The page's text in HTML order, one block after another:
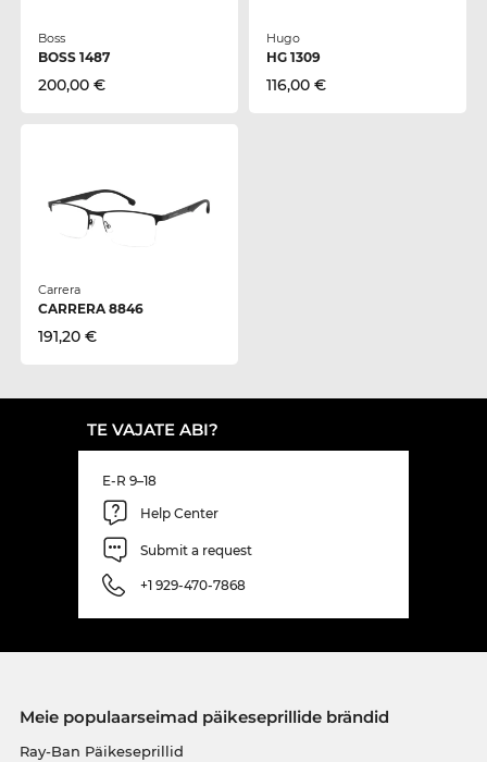
Boss
BOSS 1487
200,00 €
Hugo
HG 1309
116,00 €
Carrera
CARRERA 8846
191,20 €
TE VAJATE ABI?
E-R 9–18
Help Center
Submit a request
+1 929-470-7868
Meie populaarseimad päikeseprillide brändid
Ray-Ban Päikeseprillid